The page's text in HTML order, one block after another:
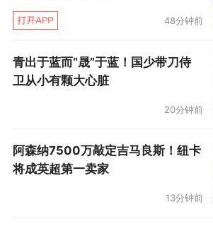
48分钟前
青出于蓝而“晟”于蓝！国少带刀侍
卫从小有颗大心脏
20分钟前
阿森纳7500万敲定吉马良斯！纽卡
将成英超第一卖家
13分钟前